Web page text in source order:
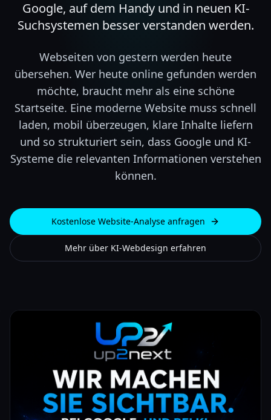
Google, auf dem Handy und in neuen KI-
Suchsystemen besser verstanden werden.
Webseiten von gestern werden heute
übersehen. Wer heute online gefunden werden
möchte, braucht mehr als eine schöne
Startseite. Eine moderne Website muss schnell
laden, mobil überzeugen, klare Inhalte liefern
und so strukturiert sein, dass Google und KI-
Systeme die relevanten Informationen verstehen
können.
Kostenlose Website-Analyse anfragen
Mehr über KI-Webdesign erfahren